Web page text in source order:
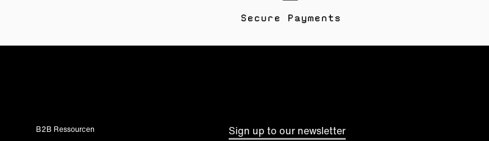
Secure Payments
B2B Ressourcen Sign up to our newsletter